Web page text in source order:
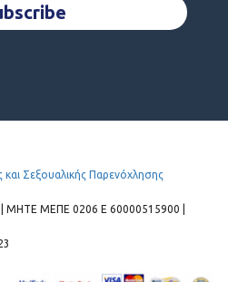
Σεξουαλικής Παρενόχλησης
ΜΗΤΕ ΜΕΠΕ 0206 Ε 60000515900 |